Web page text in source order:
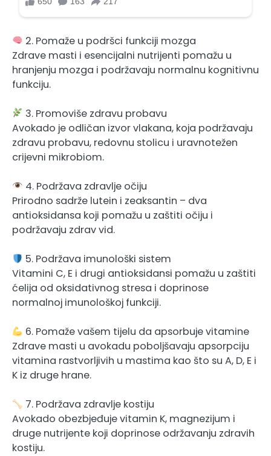
2. Pomaže u podršci funkciji mozga
Zdrave masti i esencijalni nutrijenti pomažu u
hranjenju mozga i podržavaju normalnu kognitivnu
funkciju.
3. Promoviše zdravu probavu
Avokado je odličan izvor vlakana, koja podržavaju
zdravu probavu, redovnu stolicu i uravnotežen
crijevni mikrobiom.
4. Podržava zdravlje očiju
Prirodno sadrže lutein i zeaksantin – dva
antioksidansa koji pomažu u zaštiti očiju i
podržavaju zdrav vid.
5. Podržava imunološki sistem
Vitamini C, E i drugi antioksidansi pomažu u zaštiti
ćelija od oksidativnog stresa i doprinose
normalnoj imunološkoj funkciji.
6. Pomaže vašem tijelu da apsorbuje vitamine
Zdrave masti u avokadu poboljšavaju apsorpciju
vitamina rastvorljivih u mastima kao što su A, D, E i
K iz druge hrane.
7. Podržava zdravlje kostiju
Avokado obezbjeđuje vitamin K, magnezijum i
druge nutrijente koji doprinose održavanju zdravih
kostiju.